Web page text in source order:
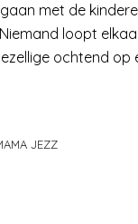
met de
loopt
ochtend op
JEZZ